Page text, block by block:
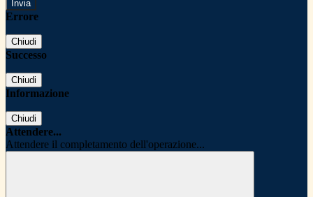
Errore
Chiudi
Successo
Chiudi
Informazione
Chiudi
Attendere...
Attendere il completamento dell'operazione...